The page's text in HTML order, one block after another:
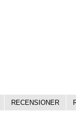
RECENSIONER